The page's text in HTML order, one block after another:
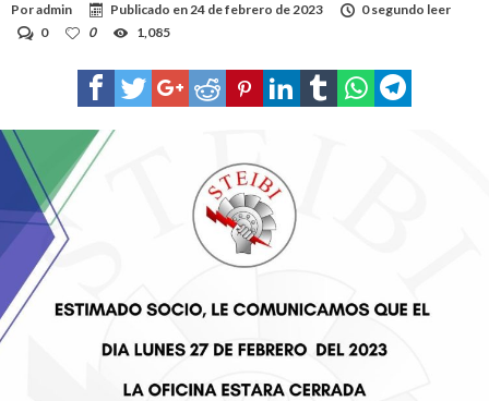
Poradmin Publicado en24 de febrero de 2023
0 segundo leer
0
0 1,085